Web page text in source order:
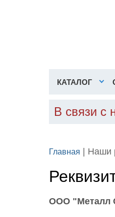
КАТАЛОГ
В связи с
Главная | Наши
ООО "Металл